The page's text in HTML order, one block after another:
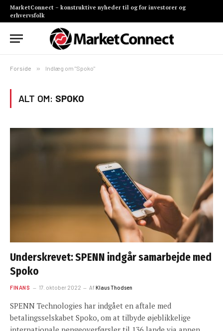
MarketConnect – konstruktive nyheder til og for investorer og
erhvervsfolk
Forside » Indlæg om "Spoko"
ALT OM: SPOKO
Underskrevet: SPENN indgår samarbejde med
Spoko
FINANS 17. oktober 2022 AfKlaus Thodsen
SPENN Technologies har indgået en aftale med
betalingsselskabet Spoko, om at tilbyde øjeblikkelige